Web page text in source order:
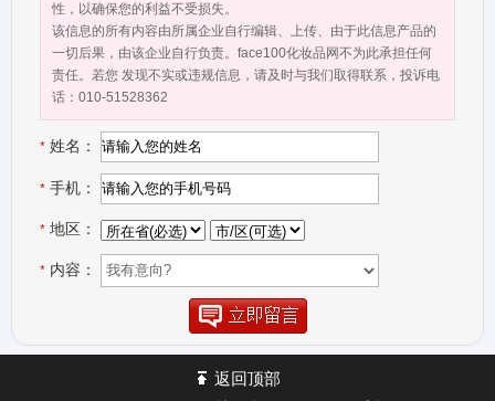
了完美体现自然肌肤之美，宁暨研发中心融合广东药科大学，潜心研
制，设计出针对不同肤质及皮肤问题的产品，高度结合了疗、养、
修、护等多重功效。公司面膜、原液、面部护理套盒等产品一经推
出，便受到万千消费者的青睐，成为炙手可热的“排行榜”明星产品，
在专业美容院线更是供不应求。未来，宁暨公司将始终秉承“健康、生
机、绿色、活力”这一公司使命，不懈坚持“健康美丽”的品牌理念，坚
守国际创新生物技术领域，集原料采购、配方技术研发于一体，把精
良的传统美容工艺融入的现代美肤科技，用不断完善换得产品卓越，
以稳定的产品使用效果解决所有女人肌肤困扰。宁暨带给中国的，是
有机标准的全新呵护级护肤体验
性，以确保您的利益不受损失。
该信息的所有内容由所属企业自行编辑、上传、由于此信息产品的
一切后果，由该企业自行负责。face100化妆品网不为此承担任何
责任。若您 发现不实或违规信息，请及时与我们取得联系，投诉电
话：010-51528362
* 姓名：
* 手机：
* 地区：
* 内容：
返回顶部